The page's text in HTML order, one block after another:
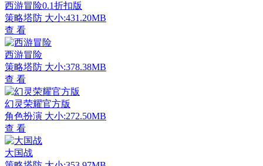
西游冒险0.1折扣版
策略塔防 大小:431.20MB
查 看
西游冒险
策略塔防 大小:378.38MB
查 看
幻灵荣耀官方版
角色扮演 大小:272.50MB
查 看
大国战